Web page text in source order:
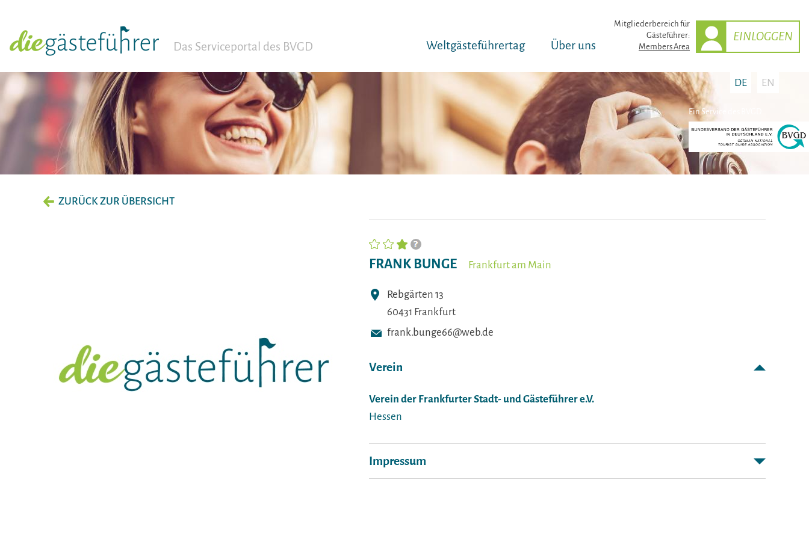
Das Serviceportal des BVGD Weltgäst­eführertag Über uns
Mitglieder­bereich für
Gästeführer:
Members Area
EINLOGGEN
Ein Service des BVGD
DE EN
ZURÜCK ZUR ÜBERSICHT
FRANK BUNGE Frankfurt am Main
Rebgärten 13
60431 Frankfurt
frank.bunge66@web.de
Verein
Verein der Frankfurter Stadt- und Gästeführer e.V.
Hessen
Impressum